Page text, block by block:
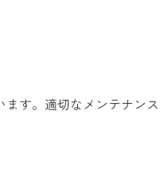
ます。適切なメンテナンス